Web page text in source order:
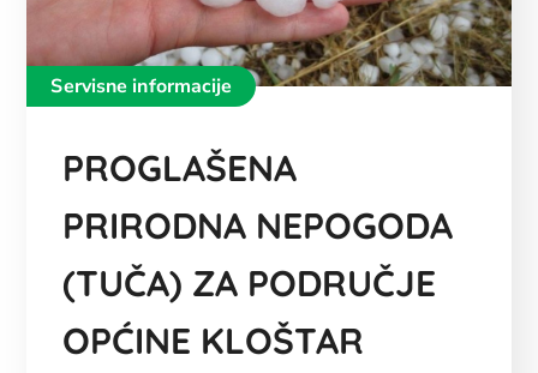
Servisne informacije
PROGLAŠENA
PRIRODNA NEPOGODA
(TUČA) ZA PODRUČJE
OPĆINE KLOŠTAR